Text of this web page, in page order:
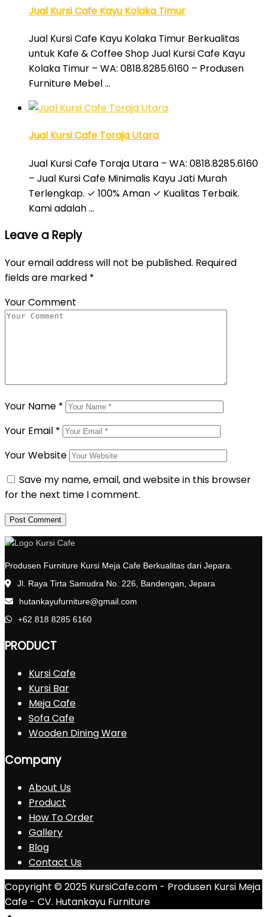
Jual Kursi Cafe Kayu Kolaka Timur
Jual Kursi Cafe Kayu Kolaka Timur Berkualitas
untuk Kafe & Coffee Shop Jual Kursi Cafe Kayu
Kolaka Timur – WA: 0818.8285.6160 – Produsen
Furniture Mebel …
Jual Kursi Cafe Toraja Utara
Jual Kursi Cafe Toraja Utara – WA: 0818.8285.6160
– Jual Kursi Cafe Minimalis Kayu Jati Murah
Terlengkap. ✓ 100% Aman ✓ Kualitas Terbaik.
Kami adalah …
Leave a Reply
Your email address will not be published. Required
fields are marked *
Your Comment
Your Name *
Your Email *
Your Website
Save my name, email, and website in this browser
for the next time I comment.
Produsen Furniture Kursi Meja Cafe Berkualitas dari Jepara.
Jl. Raya Tirta Samudra No. 226, Bandengan, Jepara
hutankayufurniture@gmail.com
+62 818 8285 6160
PRODUCT
Kursi Cafe
Kursi Bar
Meja Cafe
Sofa Cafe
Wooden Dining Ware
Company
About Us
Product
How To Order
Gallery
Blog
Contact Us
Copyright © 2025 KursiCafe.com - Produsen Kursi Meja
Cafe - CV. Hutankayu Furniture